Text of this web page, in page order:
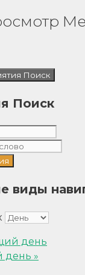
Поиск
Поиск
виды
день
день »